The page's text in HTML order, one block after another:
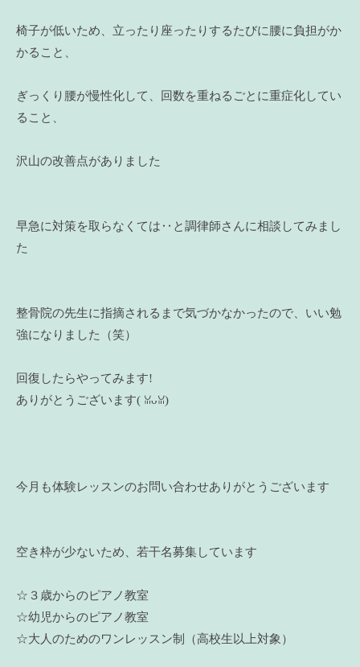
椅子が低いため、立ったり座ったりするたびに腰に負担がか
かること、
ぎっくり腰が慢性化して、回数を重ねるごとに重症化してい
ること、
沢山の改善点がありました
早急に対策を取らなくては‥と調律師さんに相談してみまし
た
整骨院の先生に指摘されるまで気づかなかったので、いい勉
強になりました（笑）
回復したらやってみます!
ありがとうございます(⁠ ⁠ꈍ⁠ᴗ⁠ꈍ⁠)
今月も体験レッスンのお問い合わせありがとうございます
空き枠が少ないため、若干名募集しています
☆３歳からのピアノ教室
☆幼児からのピアノ教室
☆大人のためのワンレッスン制（高校生以上対象）